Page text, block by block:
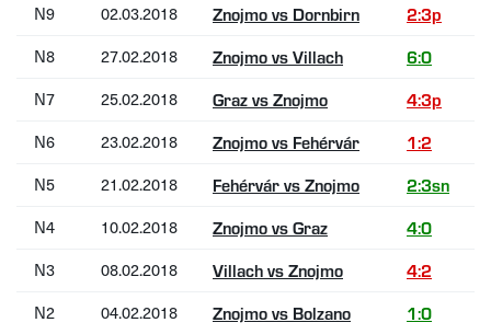
N9
02.03.2018 Znojmo vs Dornbirn 2:3p
N8
27.02.2018 Znojmo vs Villach 6:0
N7
25.02.2018 Graz vs Znojmo 4:3p
N6
23.02.2018 Znojmo vs Fehérvár 1:2
N5
21.02.2018 Fehérvár vs Znojmo 2:3sn
N4
10.02.2018 Znojmo vs Graz 4:0
N3
08.02.2018 Villach vs Znojmo 4:2
N2
04.02.2018 Znojmo vs Bolzano 1:0